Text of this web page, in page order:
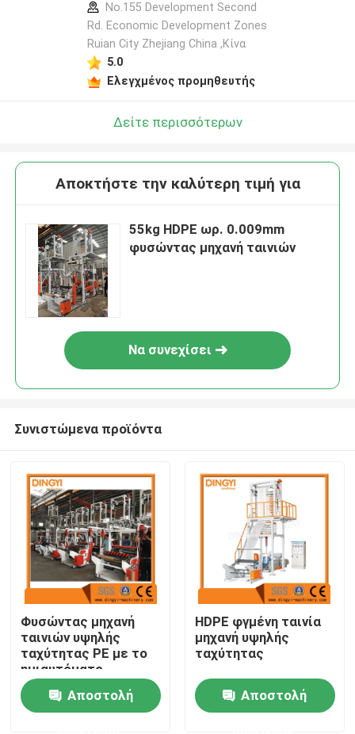
Σπίτι
Προϊόντα
No.155 Development Second
Rd. Economic Development Zones
Ruian City Zhejiang China ,Κίνα
5.0
Ελεγχμένος προμηθευτής
Δείτε περισσότερων
Αποκτήστε την καλύτερη τιμή για
55kg HDPE ωρ. 0.009mm
φυσώντας μηχανή ταινιών
Να συνεχίσει
Συνιστώμενα προϊόντα
Φυσώντας μηχανή
ταινιών υψηλής
ταχύτητας PE με το
ημιαυτόματο
κουρδιστήρι
Αποστολή
HDPE φγμένη ταινία
μηχανή υψηλής
ταχύτητας
Αποστολή